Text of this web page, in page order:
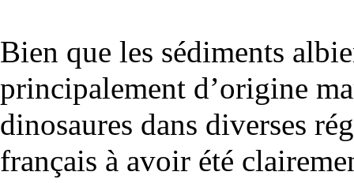
Bien que les sédiments
principalement d’origine
dinosaures dans diverses
français à avoir été